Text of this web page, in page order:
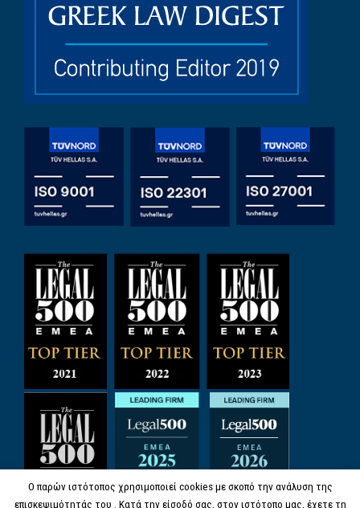
Ο παρών ιστότοπος χρησιμοποιεί cookies με σκοπό την ανάλυση της
επισκεψιμότητάς του . Κατά την είσοδό σας, στον ιστότοπο μας, έχετε τη